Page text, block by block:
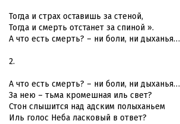
Тогда и страх оставишь за стеной,
Тогда и смерть отстанет за спиной ».
А что есть смерть? – ни боли, ни дыханья…
2.
А что есть смерть? – ни боли, ни дыханья…
За нею – тьма кромешная иль свет?
Стон слышится над адским полыханьем
Иль голос Неба ласковый в ответ?